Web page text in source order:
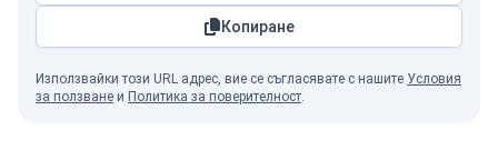
Копиране
Използвайки този URL адрес, вие се съгласявате с нашите Условия
за ползване и Политика за поверителност.